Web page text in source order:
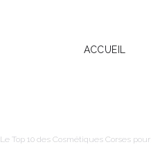
ACCUEIL
Le Top 10 des Cosmétiques Corses